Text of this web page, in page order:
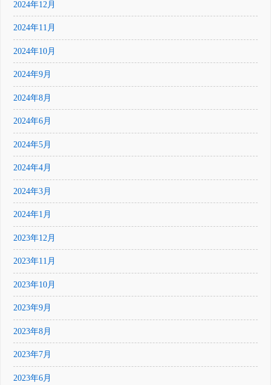
2024年12月
2024年11月
2024年10月
2024年9月
2024年8月
2024年6月
2024年5月
2024年4月
2024年3月
2024年1月
2023年12月
2023年11月
2023年10月
2023年9月
2023年8月
2023年7月
2023年6月